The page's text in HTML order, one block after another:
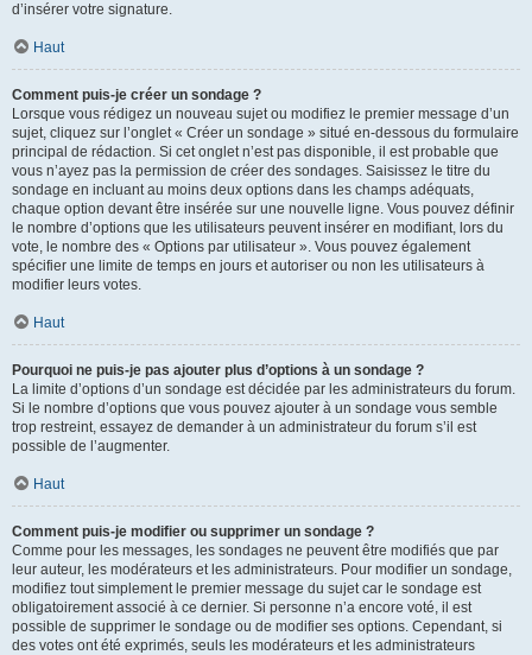
d’insérer votre signature.
Haut
Comment puis-je créer un sondage ?
Lorsque vous rédigez un nouveau sujet ou modifiez le premier message d’un
sujet, cliquez sur l’onglet « Créer un sondage » situé en-dessous du formulaire
principal de rédaction. Si cet onglet n’est pas disponible, il est probable que
vous n’ayez pas la permission de créer des sondages. Saisissez le titre du
sondage en incluant au moins deux options dans les champs adéquats,
chaque option devant être insérée sur une nouvelle ligne. Vous pouvez définir
le nombre d’options que les utilisateurs peuvent insérer en modifiant, lors du
vote, le nombre des « Options par utilisateur ». Vous pouvez également
spécifier une limite de temps en jours et autoriser ou non les utilisateurs à
modifier leurs votes.
Haut
Pourquoi ne puis-je pas ajouter plus d’options à un sondage ?
La limite d’options d’un sondage est décidée par les administrateurs du forum.
Si le nombre d’options que vous pouvez ajouter à un sondage vous semble
trop restreint, essayez de demander à un administrateur du forum s’il est
possible de l’augmenter.
Haut
Comment puis-je modifier ou supprimer un sondage ?
Comme pour les messages, les sondages ne peuvent être modifiés que par
leur auteur, les modérateurs et les administrateurs. Pour modifier un sondage,
modifiez tout simplement le premier message du sujet car le sondage est
obligatoirement associé à ce dernier. Si personne n’a encore voté, il est
possible de supprimer le sondage ou de modifier ses options. Cependant, si
des votes ont été exprimés, seuls les modérateurs et les administrateurs